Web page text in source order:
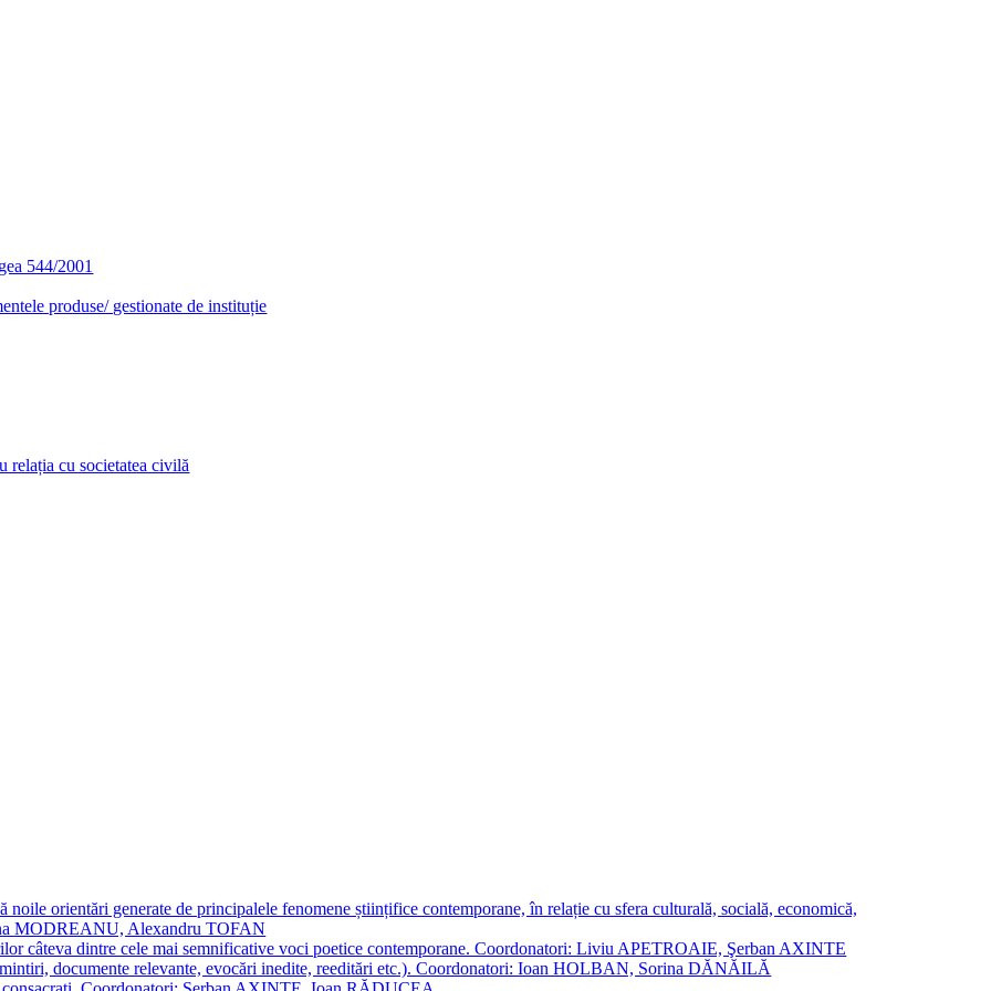
544/2001
produse/ gestionate de instituție
relația cu societatea civilă
noile orientări generate de principalele fenomene științifice contemporane, în relație cu sfera culturală, socială, economică,
MODREANU, Alexandru TOFAN
câteva dintre cele mai semnificative voci poetice contemporane. Coordonatori: Liviu APETROAIE, Şerban AXINTE
documente relevante, evocări inedite, reeditări etc.). Coordonatori: Ioan HOLBAN, Sorina DĂNĂILĂ